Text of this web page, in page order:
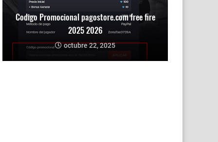
Codigo Promocional pagostore.com free fire
2025 2026
octubre 22, 2025